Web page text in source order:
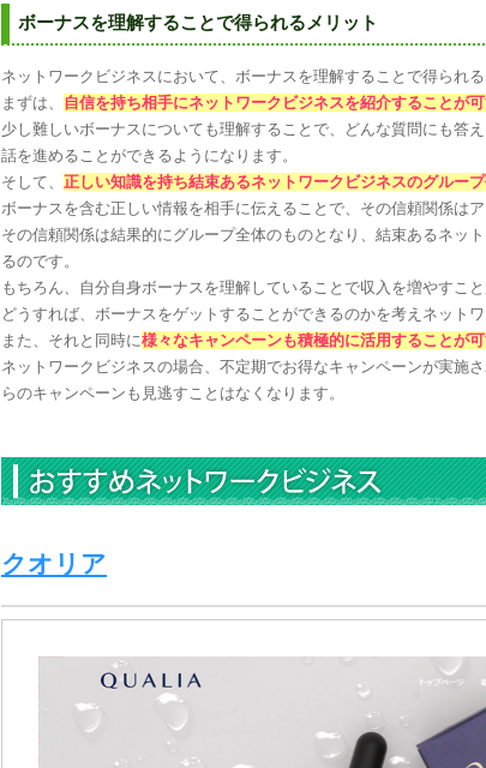
ボーナスを理解することで得られるメリット
ネットワークビジネスにおいて、ボーナスを理解することで得られ
まずは、 自信を持ち相手にネットワークビジネスを紹介することが
少し難しいボーナスについても理解することで、どんな質問にも答
話を進めることができるようになります。
そして、 正しい知識を持ち結束あるネットワークビジネスのグルー
ボーナスを含む正しい情報を相手に伝えることで、その信頼関係はア
その信頼関係は結果的にグループ全体のものとなり、結束あるネッ
るのです。
もちろん、自分自身ボーナスを理解していることで収入を増やすこと
どうすれば、ボーナスをゲットすることができるのかを考えネット
また、それと同時に様々なキャンペーンも積極的に活用することが
ネットワークビジネスの場合、不定期でお得なキャンペーンが実施
らのキャンペーンも見逃すことはなくなります。
クオリア